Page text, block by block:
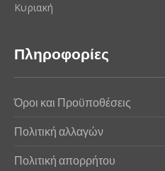
Κυριακή
Πληροφορίες
Όροι και Προϋποθέσεις
Πολιτική αλλαγών
Πολιτική απορρήτου